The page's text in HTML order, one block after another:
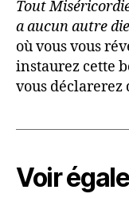
Tout
a aucun autre
où vous vous
instaurez cette
vous déclarerez
Voir